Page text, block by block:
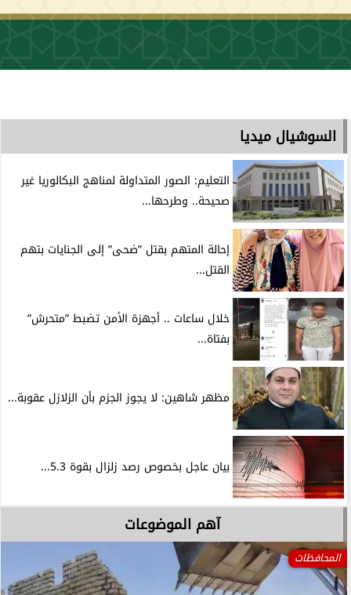
السوشيال ميديا
التعليم: الصور المتداولة لمناهج البكالوريا غير
صحيحة.. وطرحها...
إحالة المتهم بقتل ”ضحى” إلى الجنايات بتهم
القتل...
خلال ساعات .. أجهزة الأمن تضبط ”متحرش”
بفتاة...
مظهر شاهين: لا يجوز الجزم بأن الزلازل عقوبة...
بيان عاجل بخصوص رصد زلزال بقوة 5.3...
آهم الموضوعات
المحافظات